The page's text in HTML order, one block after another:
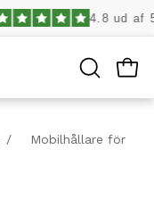
4.8 ud af 5
ÖPPNA
SÖKFÄLT
/
Mobilhållare för